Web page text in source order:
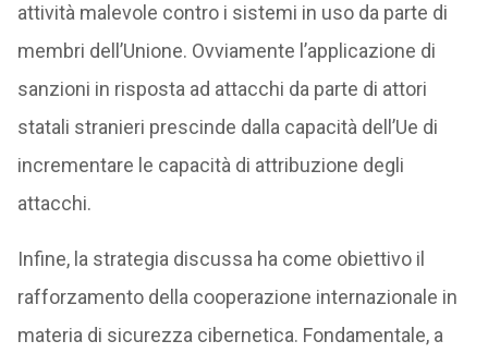
attività malevole contro i sistemi in uso da parte di
membri dell’Unione. Ovviamente l’applicazione di
sanzioni in risposta ad attacchi da parte di attori
statali stranieri prescinde dalla capacità dell’Ue di
incrementare le capacità di attribuzione degli
attacchi.
Infine, la strategia discussa ha come obiettivo il
rafforzamento della cooperazione internazionale in
materia di sicurezza cibernetica. Fondamentale, a